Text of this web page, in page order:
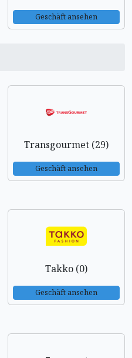
Geschäft ansehen
Transgourmet (29)
Geschäft ansehen
Takko (0)
Geschäft ansehen